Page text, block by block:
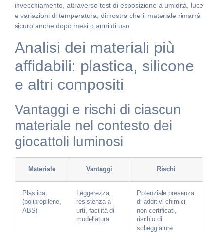
invecchiamento, attraverso test di esposizione a umidità, luce
e variazioni di temperatura, dimostra che il materiale rimarrà
sicuro anche dopo mesi o anni di uso.
Analisi dei materiali più
affidabili: plastica, silicone
e altri compositi
Vantaggi e rischi di ciascun
materiale nel contesto dei
giocattoli luminosi
Materiale Vantaggi Rischi
Plastica
(polipropilene,
ABS)
Leggerezza,
resistenza a
urti, facilità di
modellatura
Potenziale presenza
di additivi chimici
non certificati,
rischio di
scheggiature